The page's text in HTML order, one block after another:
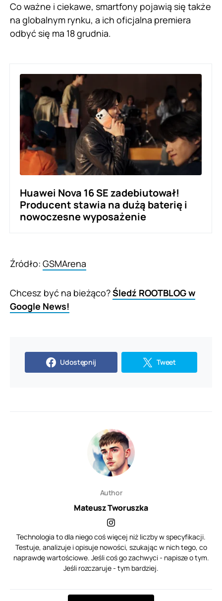
Co ważne i ciekawe, smartfony pojawią się także
na globalnym rynku, a ich oficjalna premiera
odbyć się ma 18 grudnia.
Huawei Nova 16 SE zadebiutował!
Producent stawia na dużą baterię i
nowoczesne wyposażenie
Źródło: GSMArena
Chcesz być na bieżąco?Śledź ROOTBLOG w
Google News!
Udostępnij Tweet
Author
Mateusz Tworuszka
Technologia to dla niego coś więcej niż liczby w specyfikacji.
Testuje, analizuje i opisuje nowości, szukając w nich tego, co
naprawdę wartościowe. Jeśli coś go zachwyci - napisze o tym.
Jeśli rozczaruje - tym bardziej.